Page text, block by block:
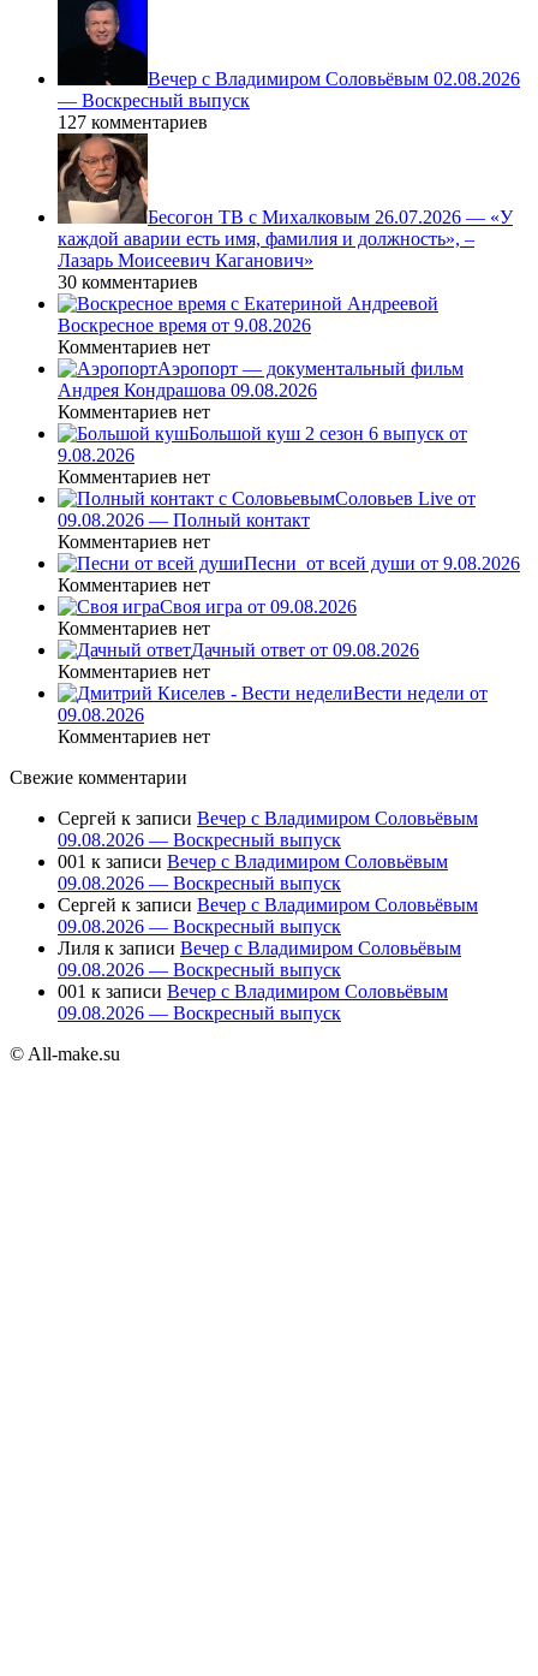
Вечер с Владимиром Соловьёвым 02.08.2026
— Воскресный выпуск
127 комментариев
Бесогон ТВ с Михалковым 26.07.2026 — «У
каждой аварии есть имя, фамилия и должность», –
Лазарь Моисеевич Каганович»
30 комментариев
Воскресное время от 9.08.2026
Комментариев нет
Аэропорт — документальный фильм
Андрея Кондрашова 09.08.2026
Комментариев нет
Большой куш 2 сезон 6 выпуск от
9.08.2026
Комментариев нет
Соловьев Live от
09.08.2026 — Полный контакт
Комментариев нет
Песни_от всей души от 9.08.2026
Комментариев нет
Своя игра от 09.08.2026
Комментариев нет
Дачный ответ от 09.08.2026
Комментариев нет
Вести недели от
09.08.2026
Комментариев нет
Свежие комментарии
Сергей к записи Вечер с Владимиром Соловьёвым
09.08.2026 — Воскресный выпуск
001 к записи Вечер с Владимиром Соловьёвым
09.08.2026 — Воскресный выпуск
Сергей к записи Вечер с Владимиром Соловьёвым
09.08.2026 — Воскресный выпуск
Лиля к записи Вечер с Владимиром Соловьёвым
09.08.2026 — Воскресный выпуск
001 к записи Вечер с Владимиром Соловьёвым
09.08.2026 — Воскресный выпуск
© All-make.su